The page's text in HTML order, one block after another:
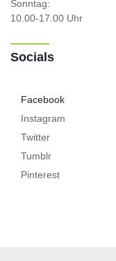
Sonntag:
10.00-17.00 Uhr
Socials
Facebook
Instagram
Twitter
Tumblr
Pinterest